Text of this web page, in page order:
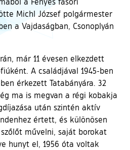
Michl József polgármester
a Vajdaságban, Csonoplyán
már 11 évesen elkezdett
A családjával 1945-ben
érkezett Tatabányára. 32
ma is megvan a régi kobakja
után szintén aktív
értett, és különösen
művelni, saját borokat
hunyt el, 1956 óta voltak